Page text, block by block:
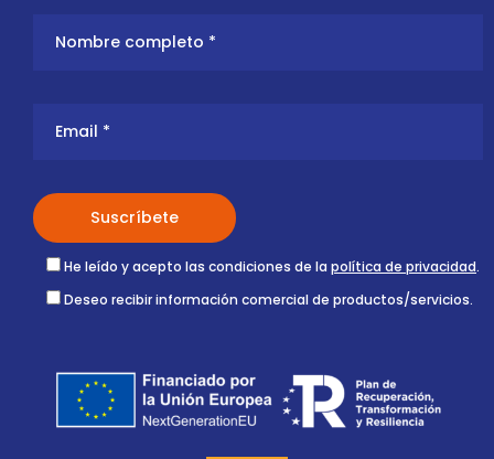
He leído y acepto las condiciones de la política de privacidad.
Deseo recibir información comercial de productos/servicios.